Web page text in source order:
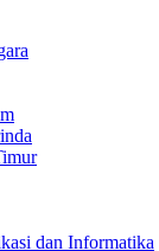
dan Informatika